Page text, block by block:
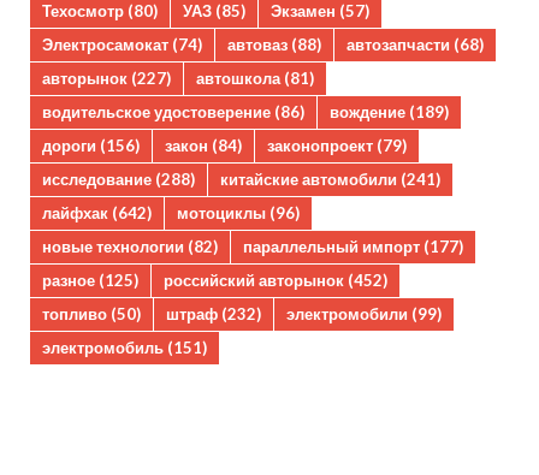
Техосмотр (80) УАЗ (85) Экзамен (57)
Электросамокат (74) автоваз (88) автозапчасти (68)
авторынок (227) автошкола(81)
водительское удостоверение (86) вождение (189)
дороги (156) закон (84) законопроект (79)
исследование (288) китайские автомобили (241)
лайфхак (642) мотоциклы (96)
новые технологии (82) параллельный импорт (177)
разное (125) российский авторынок (452)
топливо (50) штраф (232) электромобили (99)
электромобиль (151)